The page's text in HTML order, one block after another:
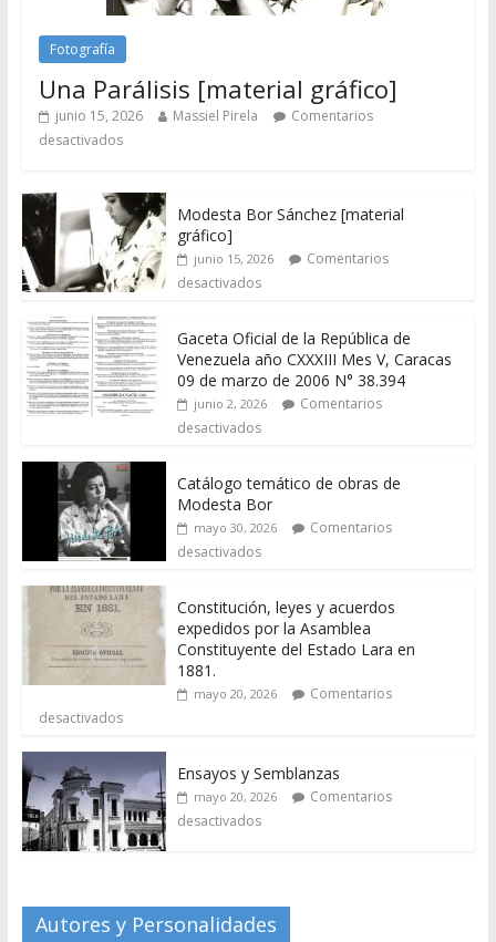
Fotografía
Una Parálisis [material gráfico]
junio 15, 2026 Massiel Pirela
Comentarios
desactivados
Modesta Bor Sánchez [material
gráfico]
junio 15, 2026
Comentarios
desactivados
Gaceta Oficial de la República de
Venezuela año CXXXIII Mes V, Caracas
09 de marzo de 2006 N° 38.394
junio 2, 2026
Comentarios
desactivados
Catálogo temático de obras de
Modesta Bor
mayo 30, 2026
Comentarios
desactivados
Constitución, leyes y acuerdos
expedidos por la Asamblea
Constituyente del Estado Lara en
1881.
mayo 20, 2026
Comentarios
desactivados
Ensayos y Semblanzas
mayo 20, 2026
Comentarios
desactivados
Autores y Personalidades